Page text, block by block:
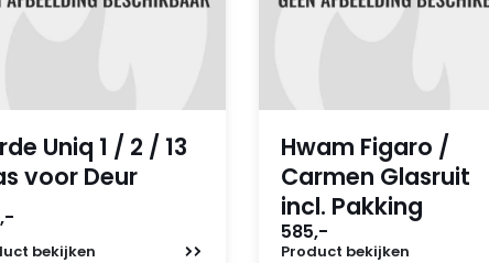
Uniq 1 / 2 / 13
voor Deur
bekijken
Hwam Figaro /
Carmen Glasruit
incl. Pakking
585,-
Product bekijken